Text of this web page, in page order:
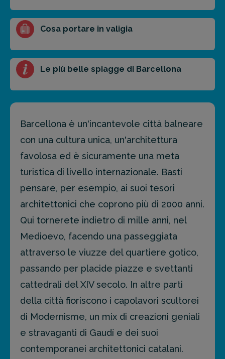
Cosa portare in valigia
Le più belle spiagge di Barcellona
Barcellona è un'incantevole città balneare
con una cultura unica, un'architettura
favolosa ed è sicuramente una meta
turistica di livello internazionale. Basti
pensare, per esempio, ai suoi tesori
architettonici che coprono più di 2000 anni.
Qui tornerete indietro di mille anni, nel
Medioevo, facendo una passeggiata
attraverso le viuzze del quartiere gotico,
passando per placide piazze e svettanti
cattedrali del XIV secolo. In altre parti
della città fioriscono i capolavori scultorei
di Modernisme, un mix di creazioni geniali
e stravaganti di Gaudí e dei suoi
contemporanei architettonici catalani.